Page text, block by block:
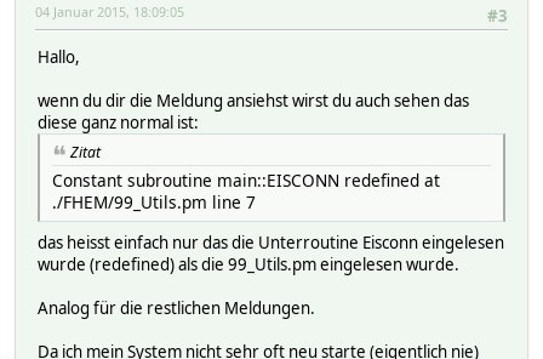
#3
04 Januar 2015, 18:09:05
Hallo,
wenn du dir die Meldung ansiehst wirst du auch sehen das
diese ganz normal ist:
Zitat
Constant subroutine main::EISCONN redefined at
./FHEM/99_Utils.pm line 7
das heisst einfach nur das die Unterroutine Eisconn eingelesen
wurde (redefined) als die 99_Utils.pm eingelesen wurde.
Analog für die restlichen Meldungen.
Da ich mein System nicht sehr oft neu starte (eigentlich nie)